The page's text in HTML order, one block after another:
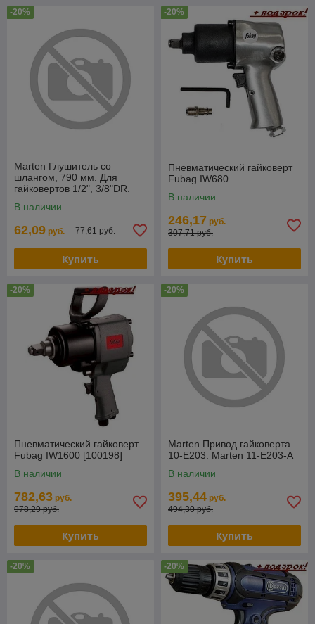
-20%
Marten Глушитель со
шлангом, 790 мм. Для
гайковертов 1/2", 3/8"DR.
EX
В наличии
62,09 руб. 77,61 руб.
Купить
-20%
Пневматический гайковерт
Fubag IW680
В наличии
246,17 руб.
307,71 руб.
Купить
-20%
Пневматический гайковерт
Fubag IW1600 [100198]
В наличии
782,63 руб.
978,29 руб.
Купить
-20%
Marten Привод гайковерта
10-E203. Marten 11-E203-A
В наличии
395,44 руб.
494,30 руб.
Купить
-20% -20%